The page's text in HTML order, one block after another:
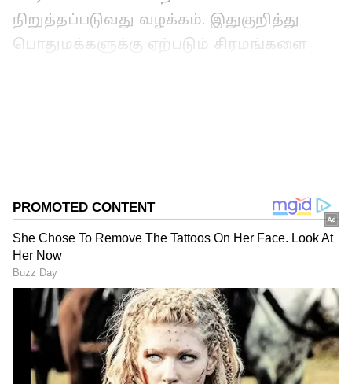
நிறுத்தப்படுவது வழக்கம். இதுகுறித்து
பொதுமக்களுக்கு ஏற்படும் சிரமங்களை
அறிவிப்பை வெளியிட்டுள்ளது.
ஏசியாநெட் தமிழ்-ஐ உங்கள் முதன்மைத்